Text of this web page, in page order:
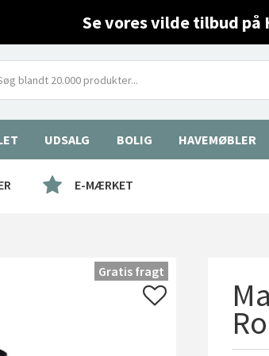
Se vores vilde tilbud på
UDSALG BOLIG HAVEMØBLER
E-MÆRKET
Gratis fragt